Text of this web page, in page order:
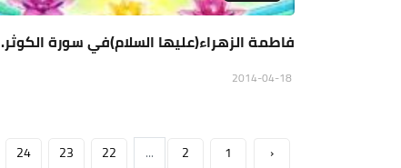
فاطمة الزهراء(عليها السلام)في سورة الكوثر.
‹
1
2
...
22
23
24